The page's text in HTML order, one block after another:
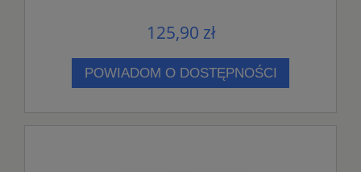
125,90 zł
POWIADOM O DOSTĘPNOŚCI